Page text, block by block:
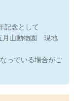
記念として
月山動物園 現地
っている場合がご